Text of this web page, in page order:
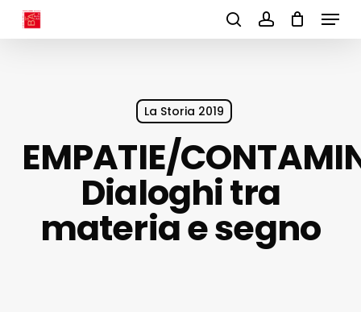
searchaccount
Menu
La Storia 2019
EMPATIE/
Dialoghi tra
materia e segno